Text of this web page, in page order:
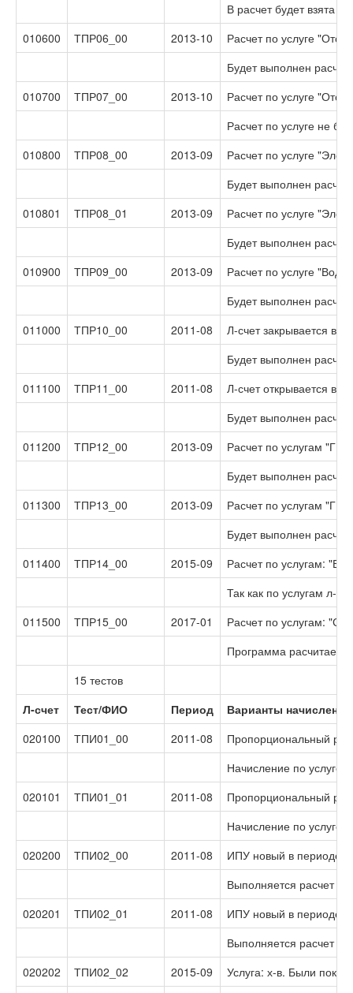
В расчет будет взята
010600
ТПР06_00 2013-10
Расчет по услуге
Будет выполнен
010700
ТПР07_00 2013-10
Расчет по услуге
Расчет по услуге не
010800
ТПР08_00 2013-09
Расчет по услуге
Будет выполнен расчет
010801
ТПР08_01 2013-09
Расчет по услуге
Будет выполнен расчет
010900
ТПР09_00 2013-09
Расчет по услуге
Будет выполнен
011000
ТПР10_00 2011-08
Л-счет закрывается в
Будет выполнен
011100
ТПР11_00 2011-08
Л-счет открывается в
Будет выполнен
011200
ТПР12_00 2013-09
Расчет по услугам
Будет выполнен
011300
ТПР13_00 2013-09
Расчет по услугам
Будет выполнен
011400
ТПР14_00 2015-09
Расчет по услугам:
Так как по услугам л-
011500
ТПР15_00 2017-01
Расчет по услугам:
Программа расчитает
15 тестов
Л-счет
Тест/ФИО Период
Варианты
020100
ТПИ01_00 2011-08
Пропорциональный
Начисление по услуге
020101
ТПИ01_01 2011-08
Пропорциональный
Начисление по услуге
020200
ТПИ02_00 2011-08
ИПУ новый в периоде
Выполняется расчет
020201
ТПИ02_01 2011-08
ИПУ новый в периоде
Выполняется расчет
020202
ТПИ02_02 2015-09 Услуга: х-в. Были